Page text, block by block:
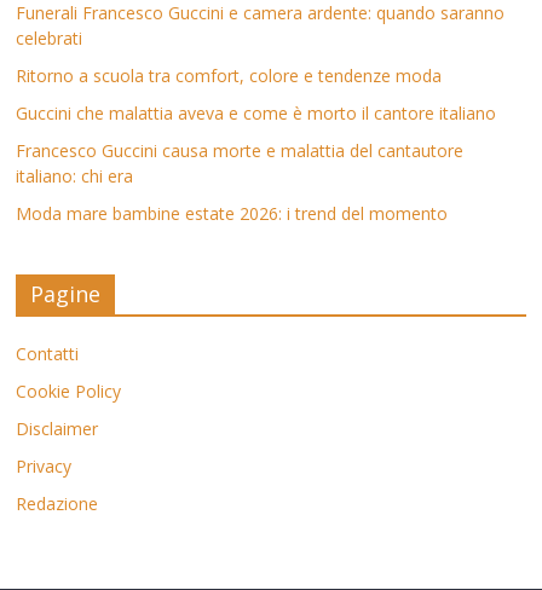
Funerali Francesco Guccini e camera ardente: quando saranno
celebrati
Ritorno a scuola tra comfort, colore e tendenze moda
Guccini che malattia aveva e come è morto il cantore italiano
Francesco Guccini causa morte e malattia del cantautore
italiano: chi era
Moda mare bambine estate 2026: i trend del momento
Pagine
Contatti
Cookie Policy
Disclaimer
Privacy
Redazione